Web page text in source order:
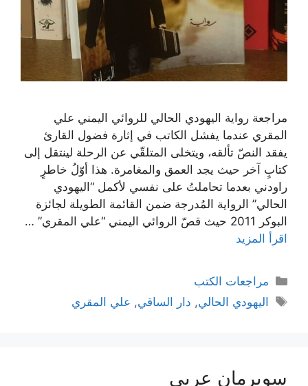
مراجعة رواية اليهودي الحالي للروائي اليمني علي
المقري عندما يفشل الكاتب في إثارة فضول القارئ
يفقد النصّ تألقه، ويتخلى المتلقّي عن الرحلة لينتقل إلى
كتابٍ آخر حيث يجد العمق والمغامرة. هذا أوّلُ خاطرٍ
راودني بعدما تحاملتُ على نفسي لأكمل “اليهودي
الحالي” الرواية المُدرجة ضمن القائمة الطويلة لجائزة
البوكر 2011 حيث قصّ الروائي اليمني “علي المقري” …
اقرأ المزيد
التصنيفات
مراجعات الكتب
الوسوم
اليهودي الحالي, دار الساقي, علي المقري
سوبرمان عربي